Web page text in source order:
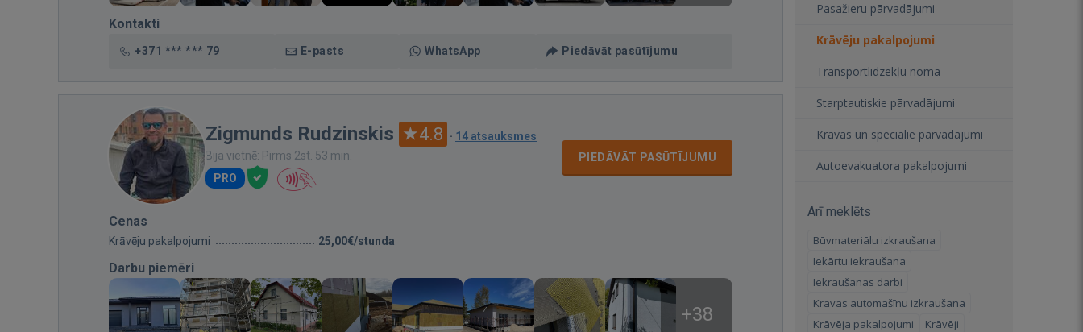
Kontakti
+371 *** *** 79 E-pasts WhatsApp Piedāvāt pasūtījumu
Zigmunds Rudzinskis 4.8 · 14 atsauksmes
Bija vietnē: Pirms 2st. 53 min.
PRO
PIEDĀVĀT PASŪTĪJUMU
Cenas
Krāvēju pakalpojumi 25,00€/stunda
Darbu piemēri
+38
Pasažieru pārvadājumi
Krāvēju pakalpojumi
Transportlīdzekļu noma
Starptautiskie pārvadājumi
Kravas un speciālie pārvadājumi
Autoevakuatora pakalpojumi
Arī meklēts
Būvmateriālu izkraušana
Iekārtu iekraušana
Iekraušanas darbi
Kravas automašīnu izkraušana
Krāvēja pakalpojumi
Krāvēji